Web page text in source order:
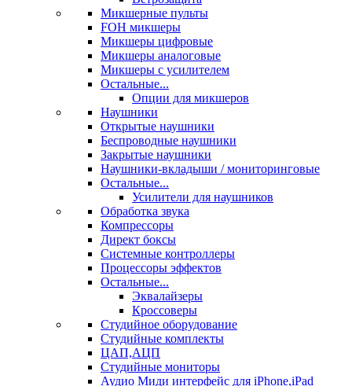
Микшерные пульты
FOH микшеры
Микшеры цифровые
Микшеры аналоговые
Микшеры с усилителем
Остальные...
Опции для микшеров
Наушники
Открытые наушники
Беспроводные наушники
Закрытые наушники
Наушники-вкладыши / мониторинговые
Остальные...
Усилители для наушников
Обработка звука
Компрессоры
Директ боксы
Системные контроллеры
Процессоры эффектов
Остальные...
Эквалайзеры
Кроссоверы
Студийное оборудование
Студийные комплекты
ЦАП,АЦП
Студийные мониторы
Аудио Миди интерфейс для iPhone,iPad